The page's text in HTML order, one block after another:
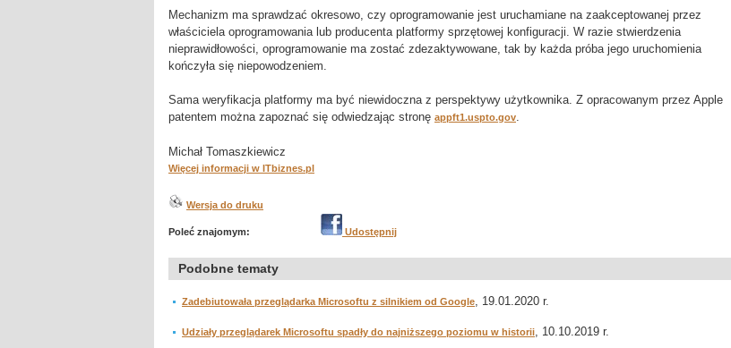
Mechanizm ma sprawdzać okresowo, czy oprogramowanie jest uruchamiane na zaakceptowanej przez
właściciela oprogramowania lub producenta platformy sprzętowej konfiguracji. W razie stwierdzenia
nieprawidłowości, oprogramowanie ma zostać zdezaktywowane, tak by każda próba jego uruchomienia
kończyła się niepowodzeniem.
Sama weryfikacja platformy ma być niewidoczna z perspektywy użytkownika. Z opracowanym przez Apple
patentem można zapoznać się odwiedzając stronę appft1.uspto.gov.
Michał Tomaszkiewicz
Więcej informacji w ITbiznes.pl
Wersja do druku
Poleć znajomym: Udostępnij
Podobne tematy
Zadebiutowała przeglądarka Microsoftu z silnikiem od Google, 19.01.2020 r.
Udziały przeglądarek Microsoftu spadły do najniższego poziomu w historii, 10.10.2019 r.